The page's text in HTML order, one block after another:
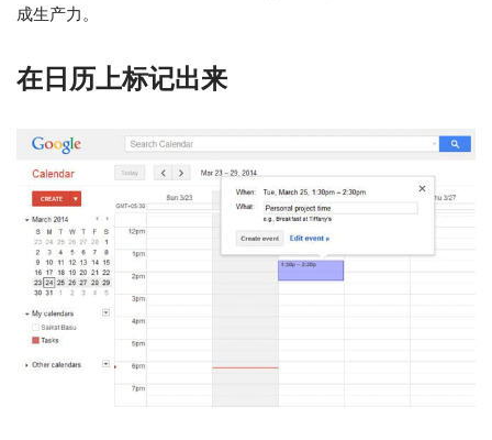
成生产力。
在日历上标记出来